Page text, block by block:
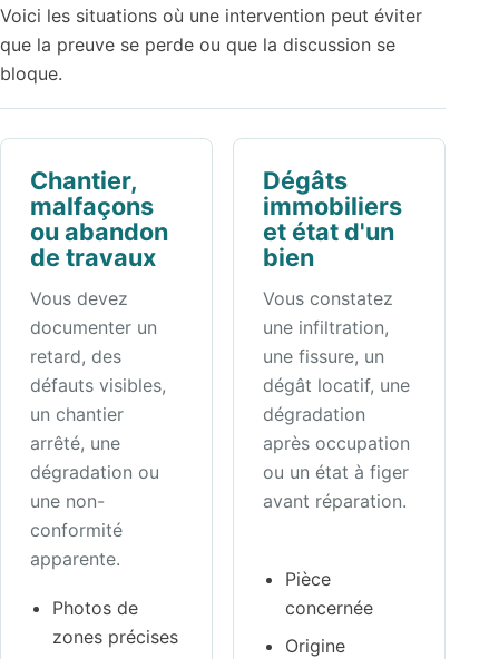
Voici les situations où une intervention peut éviter
que la preuve se perde ou que la discussion se
bloque.
Chantier,
malfaçons
ou abandon
de travaux
Vous devez
documenter un
retard, des
défauts visibles,
un chantier
arrêté, une
dégradation ou
une non-
conformité
apparente.
Photos de
zones précises
Dégâts
immobiliers
et état d'un
bien
Vous constatez
une infiltration,
une fissure, un
dégât locatif, une
dégradation
après occupation
ou un état à figer
avant réparation.
Pièce
concernée
Origine